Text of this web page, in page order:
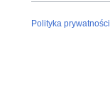
Polityka prywatności